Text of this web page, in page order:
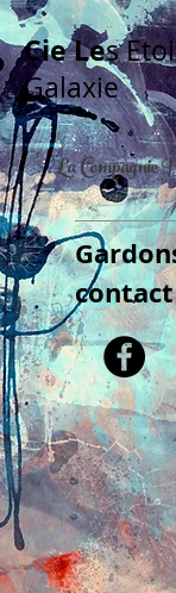
Cie Les
Galaxie
La Compagnie
contact